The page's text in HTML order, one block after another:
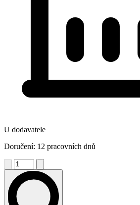
U dodavatele
Doručení: 12 pracovních dnů